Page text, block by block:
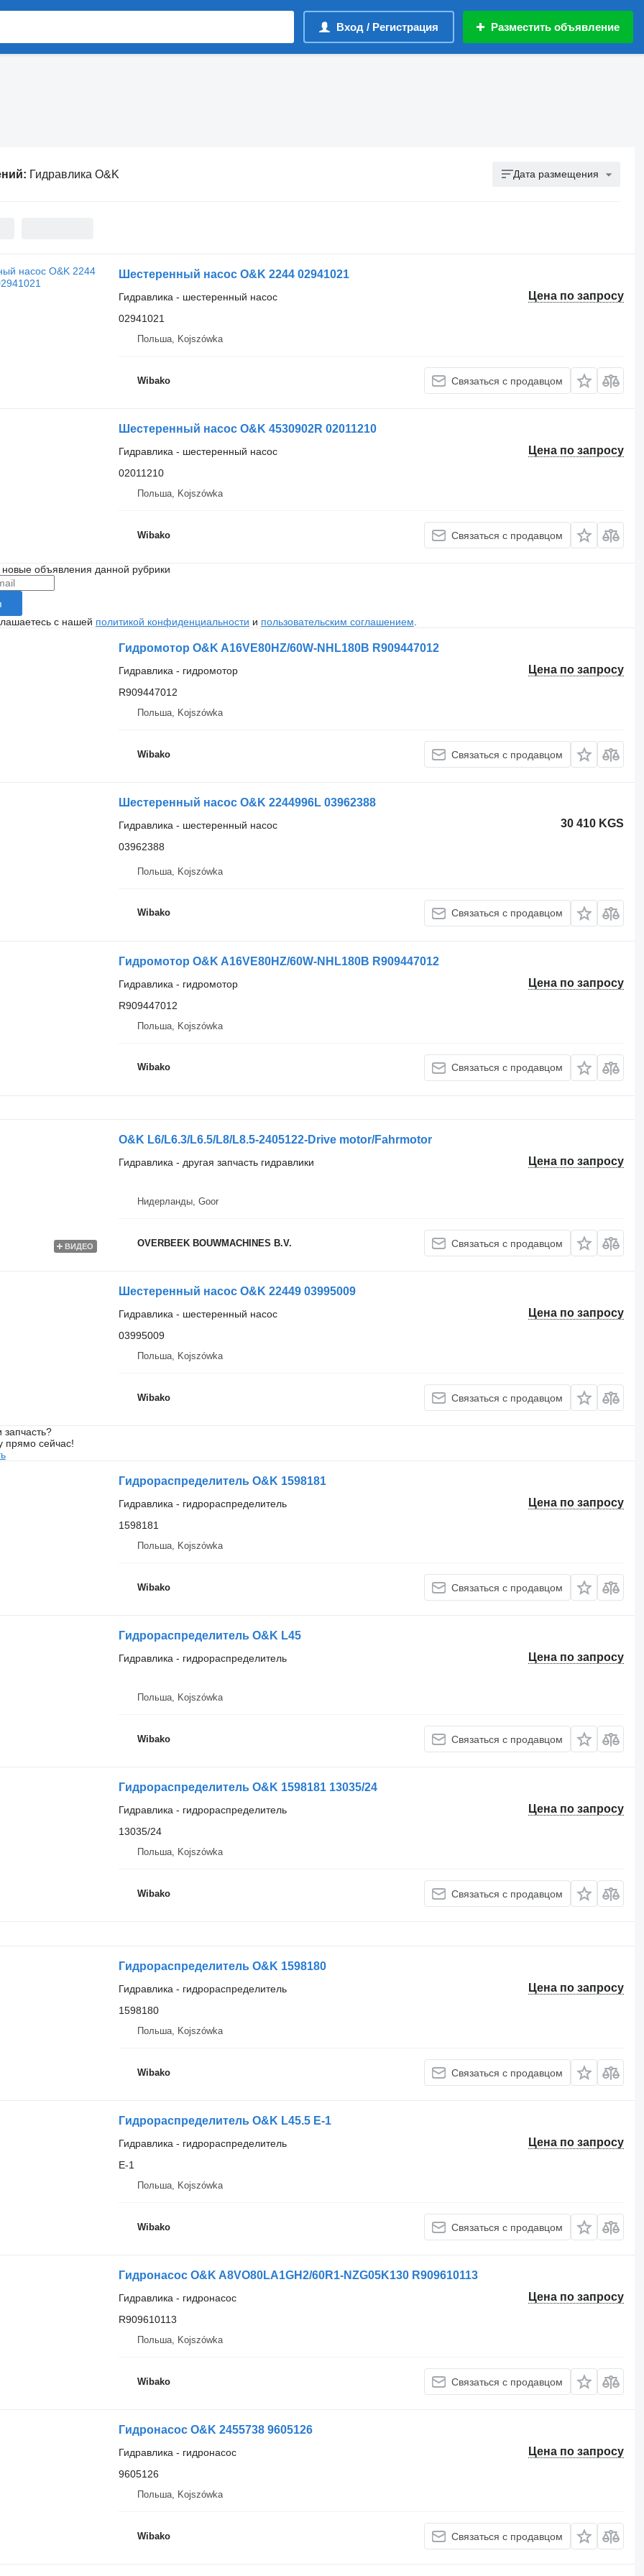
Вход / Регистрация Разместить объявление
Гидравлика O&K Дата размещения
Шестеренный насос O&K 2244 02941021
Цена по запросу
Гидравлика - шестеренный насос
02941021
Польша, Kojszówka
Wibako Связаться с продавцом
Шестеренный насос O&K 4530902R 02011210
Цена по запросу
Гидравлика - шестеренный насос
02011210
Польша, Kojszówka
Wibako Связаться с продавцом
объявления данной рубрики
с нашей политикой конфиденциальности и пользовательским соглашением
Гидромотор O&K A16VE80HZ/60W-NHL180B R909447012
Цена по запросу
Гидравлика - гидромотор
R909447012
Польша, Kojszówka
Wibako Связаться с продавцом
Шестеренный насос O&K 2244996L 03962388
30 410 KGS
Гидравлика - шестеренный насос
03962388
Польша, Kojszówka
Wibako Связаться с продавцом
Гидромотор O&K A16VE80HZ/60W-NHL180B R909447012
Цена по запросу
Гидравлика - гидромотор
R909447012
Польша, Kojszówka
Wibako Связаться с продавцом
ВИДЕО
O&K L6/L6.3/L6.5/L8/L8.5-2405122-Drive motor/Fahrmotor
Цена по запросу
Гидравлика - другая запчасть гидравлики
Нидерланды, Goor
OVERBEEK BOUWMACHINES B.V. Связаться с продавцом
Шестеренный насос O&K 22449 03995009
Цена по запросу
Гидравлика - шестеренный насос
03995009
Польша, Kojszówka
Wibako Связаться с продавцом
прямо сейчас!
Гидрораспределитель O&K 1598181
Цена по запросу
Гидравлика - гидрораспределитель
1598181
Польша, Kojszówka
Wibako Связаться с продавцом
Гидрораспределитель O&K L45
Цена по запросу
Гидравлика - гидрораспределитель
Польша, Kojszówka
Wibako Связаться с продавцом
Гидрораспределитель O&K 1598181 13035/24
Цена по запросу
Гидравлика - гидрораспределитель
13035/24
Польша, Kojszówka
Wibako Связаться с продавцом
Гидрораспределитель O&K 1598180
Цена по запросу
Гидравлика - гидрораспределитель
1598180
Польша, Kojszówka
Wibako Связаться с продавцом
Гидрораспределитель O&K L45.5 E-1
Цена по запросу
Гидравлика - гидрораспределитель
E-1
Польша, Kojszówka
Wibako Связаться с продавцом
Гидронасос O&K A8VO80LA1GH2/60R1-NZG05K130 R909610113
Цена по запросу
Гидравлика - гидронасос
R909610113
Польша, Kojszówka
Wibako Связаться с продавцом
Гидронасос O&K 2455738 9605126
Цена по запросу
Гидравлика - гидронасос
9605126
Польша, Kojszówka
Wibako Связаться с продавцом